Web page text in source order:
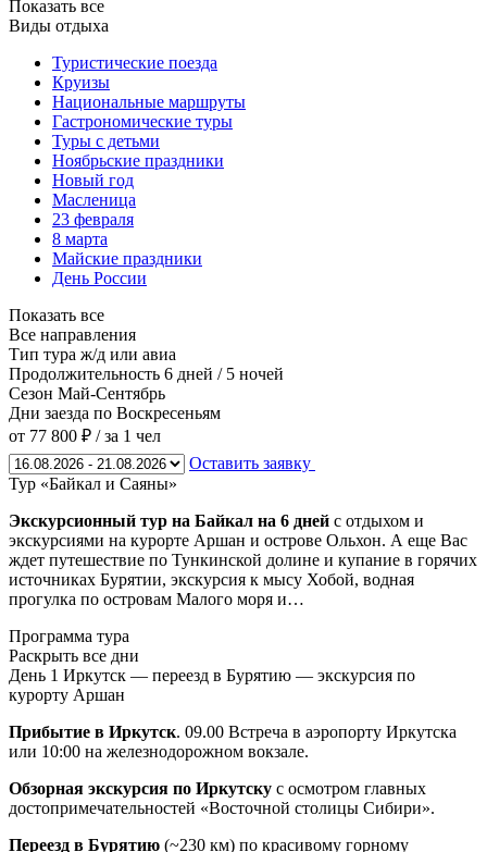
Показать все
Виды отдыха
Туристические поезда
Круизы
Национальные маршруты
Гастрономические туры
Туры с детьми
Ноябрьские праздники
Новый год
Масленица
23 февраля
8 марта
Майские праздники
День России
Показать все
Все направления
Тип тура ж/д или авиа
Продолжительность 6 дней / 5 ночей
Сезон Май-Сентябрь
Дни заезда по Воскресеньям
от 77 800 ₽ / за 1 чел
Оставить заявку
Тур «Байкал и Саяны»
Экскурсионный тур на Байкал на 6 дней с отдыхом и
экскурсиями на курорте Аршан и острове Ольхон. А еще Вас
ждет путешествие по Тункинской долине и купание в горячих
источниках Бурятии, экскурсия к мысу Хобой, водная
прогулка по островам Малого моря и…
Программа тура
Раскрыть все дни
День 1 Иркутск — переезд в Бурятию — экскурсия по
курорту Аршан
Прибытие в Иркутск. 09.00 Встреча в аэропорту Иркутска
или 10:00 на железнодорожном вокзале.
Обзорная экскурсия по Иркутску с осмотром главных
достопримечательностей «Восточной столицы Сибири».
Переезд в Бурятию (~230 км) по красивому горному